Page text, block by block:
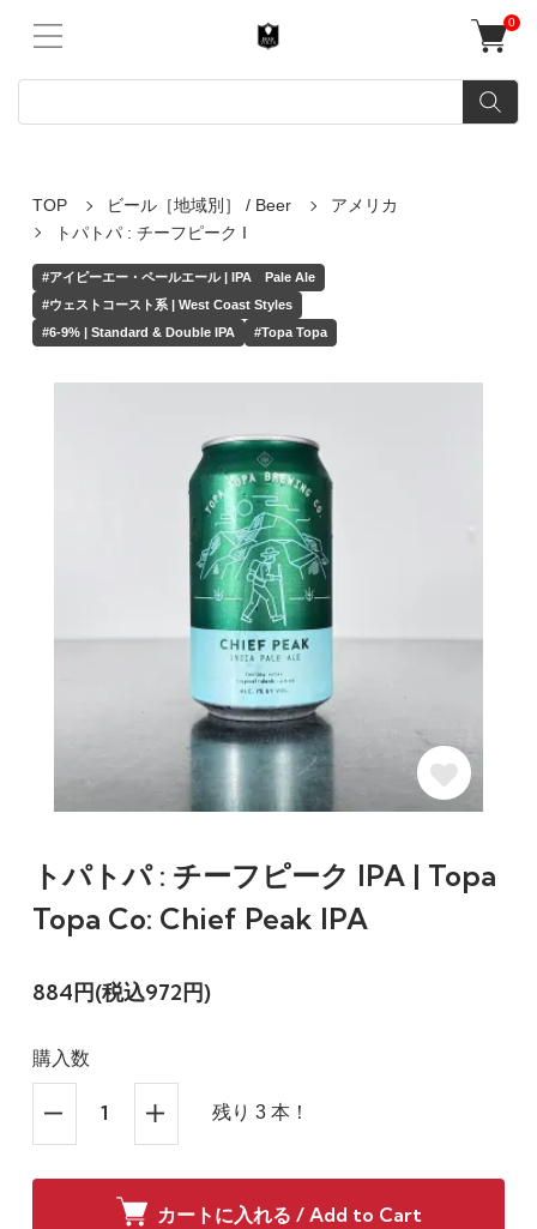
0
TOP ビール［地域別］ / Beer
アメリカ
トパトパ : チーフピーク I
#アイピーエー・ペールエール | IPA Pale Ale
#ウェストコースト系 | West Coast Styles
#6-9% | Standard & Double IPA
#Topa Topa
トパトパ : チーフピーク IPA | Topa
Topa Co: Chief Peak IPA
884円(税込972円)
購入数
残り 3 本！
カートに入れる / Add to Cart